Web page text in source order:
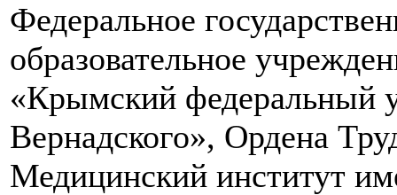
Федеральное
образовательное
«Крымский федеральный
Вернадского», Ордена
Медицинский институт